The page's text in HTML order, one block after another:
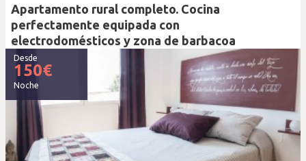
Apartamento rural completo. Cocina
perfectamente equipada con
electrodomésticos y zona de barbacoa
Desde
150€
Noche